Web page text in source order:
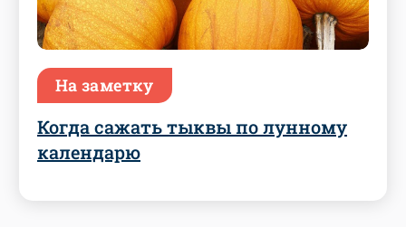
На заметку
Когда сажать тыквы по лунному
календарю